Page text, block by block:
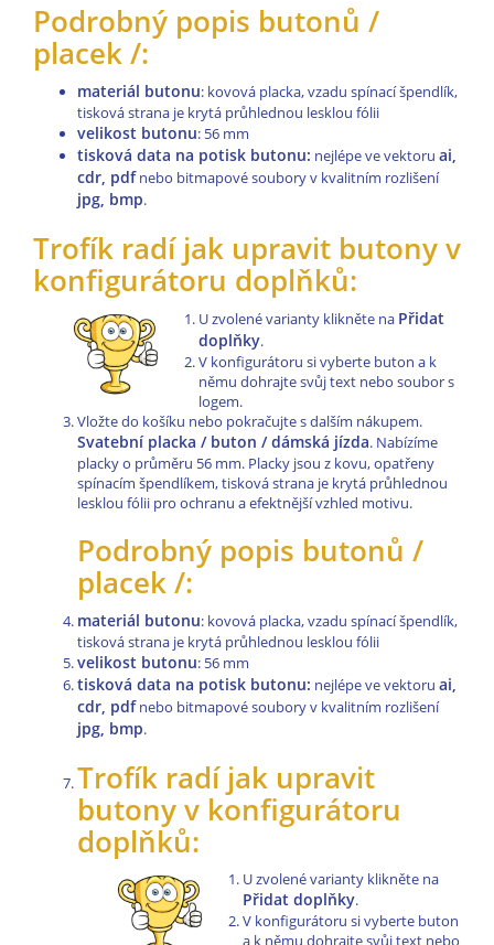
Podrobný popis butonů /
placek /:
materiál butonu: kovová placka, vzadu spínací špendlík,
tisková strana je krytá průhlednou lesklou fólii
velikost butonu: 56 mm
tisková data na potisk butonu: nejlépe ve vektoru ai,
cdr, pdfnebo bitmapové soubory v kvalitním rozlišení
jpg, bmp.
Trofík radí jak upravit butony v
konfigurátoru doplňků:
U zvolené varianty klikněte na Přidat
doplňky.
V konfigurátoru si vyberte buton a k
němu dohrajte svůj text nebo soubor s
logem.
Vložte do košíku nebo pokračujte s dalším nákupem.
Svatební placka / buton / dámská jízda. Nabízíme
placky o průměru 56 mm. Placky jsou z kovu, opatřeny
spínacím špendlíkem, tisková strana je krytá průhlednou
lesklou fólii pro ochranu a efektnější vzhled motivu.
Podrobný popis butonů /
placek /:
materiál butonu: kovová placka, vzadu spínací špendlík,
tisková strana je krytá průhlednou lesklou fólii
velikost butonu: 56 mm
tisková data na potisk butonu: nejlépe ve vektoru ai,
cdr, pdfnebo bitmapové soubory v kvalitním rozlišení
jpg, bmp.
Trofík radí jak upravit
butony v konfigurátoru
doplňků:
U zvolené varianty klikněte na
Přidat doplňky.
V konfigurátoru si vyberte buton
a k němu dohrajte svůj text nebo